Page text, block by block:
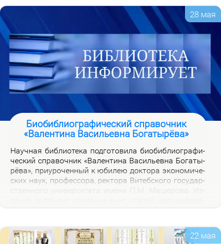
28 мая
Биобиблиографический справочник
«Валентина Васильевна Богатырёва»
На­уч­ная биб­лио­те­ка под­го­то­ви­ла био­биб­лио­гра­фи­
че­ский спра­воч­ник «Ва­лен­ти­на Ва­си­льев­на Бо­га­ты­
рё­ва», при­уро­чен­ный к юби­лею док­то­ра эко­но­ми­че­
ских на­ук, про­фес­со­ра, рек­то­ра Ви­теб­ско­го го­судар­
22 мая